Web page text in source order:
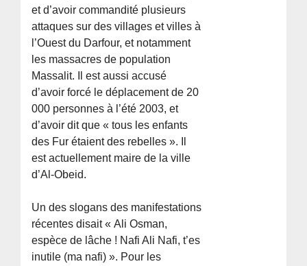
et d’avoir commandité plusieurs
attaques sur des villages et villes à
l’Ouest du Darfour, et notamment
les massacres de population
Massalit. Il est aussi accusé
d’avoir forcé le déplacement de 20
000 personnes à l’été 2003, et
d’avoir dit que « tous les enfants
des Fur étaient des rebelles ». Il
est actuellement maire de la ville
d’Al-Obeid.
Un des slogans des manifestations
récentes disait « Ali Osman,
espèce de lâche ! Nafi Ali Nafi, t’es
inutile (ma nafi) ». Pour les